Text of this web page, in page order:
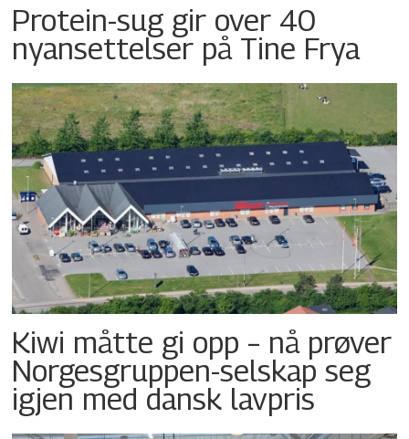
Protein-sug gir over 40
nyansettelser på Tine Frya
Kiwi måtte gi opp – nå prøver
Norgesgruppen-selskap seg
igjen med dansk lavpris